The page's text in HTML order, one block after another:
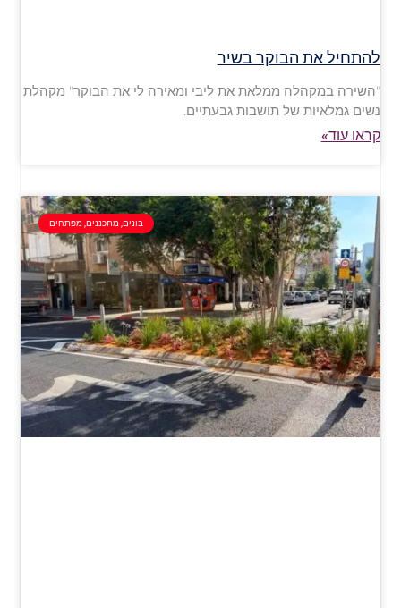
להתחיל את הבוקר בשיר
"השירה במקהלה ממלאת את ליבי ומאירה לי את הבוקר" מקהלת
נשים גמלאיות של תושבות גבעתיים.
קראו עוד»
בונים, מתכננים, מפתחים